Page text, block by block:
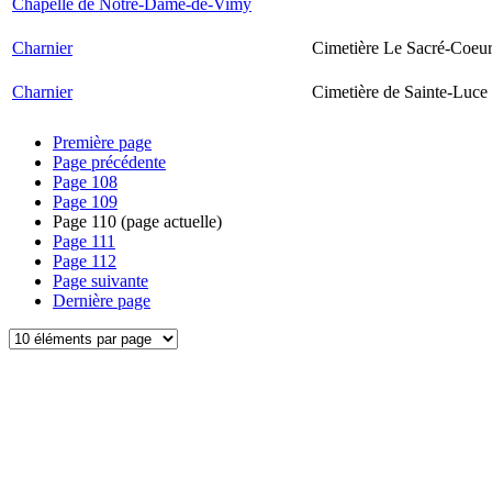
Chapelle de Notre-Dame-de-Vimy
Charnier Cimetière Le Sacré-
Charnier Cimetière de Sainte-Luce
Première page
Page précédente
Page 108
Page 109
Page 110 (page actuelle)
Page 111
Page 112
Page suivante
Dernière page